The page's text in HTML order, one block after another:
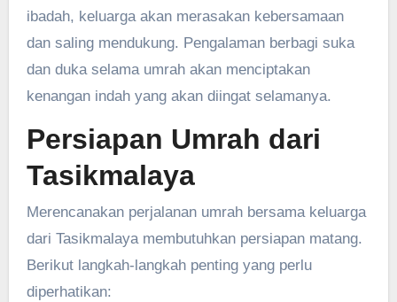
ibadah, keluarga akan merasakan kebersamaan
dan saling mendukung. Pengalaman berbagi suka
dan duka selama umrah akan menciptakan
kenangan indah yang akan diingat selamanya.
Persiapan Umrah dari
Tasikmalaya
Merencanakan perjalanan umrah bersama keluarga
dari Tasikmalaya membutuhkan persiapan matang.
Berikut langkah-langkah penting yang perlu
diperhatikan: